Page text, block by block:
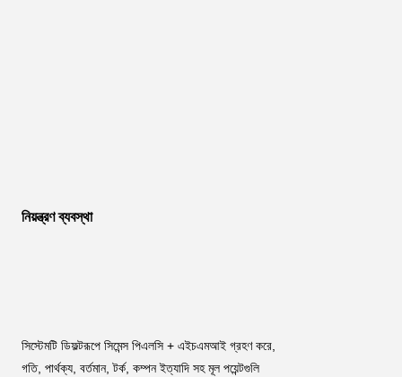
নিয়ন্ত্রণ ব্যবস্থা
সিস্টেমটি ডিফল্টরূপে সিমেন্স পিএলসি + এইচএমআই গ্রহণ করে,
গতি, পার্থক্য, বর্তমান, টর্ক, কম্পন ইত্যাদি সহ মূল পয়েন্টগুলি